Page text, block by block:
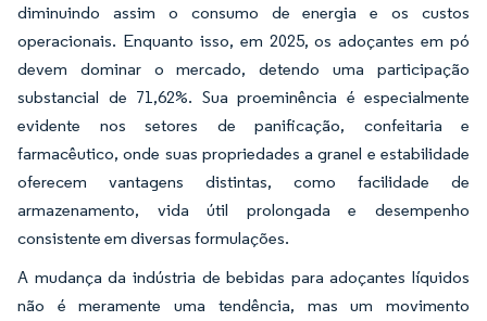
diminuindo assim o consumo de energia e os custos
operacionais. Enquanto isso, em 2025, os adoçantes em pó
devem dominar o mercado, detendo uma participação
substancial de 71,62%. Sua proeminência é especialmente
evidente nos setores de panificação, confeitaria e
farmacêutico, onde suas propriedades a granel e estabilidade
oferecem vantagens distintas, como facilidade de
armazenamento, vida útil prolongada e desempenho
consistente em diversas formulações.
A mudança da indústria de bebidas para adoçantes líquidos
não é meramente uma tendência, mas um movimento